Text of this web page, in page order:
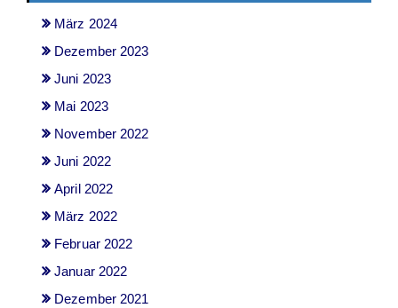
März 2024
Dezember 2023
Juni 2023
Mai 2023
November 2022
Juni 2022
April 2022
März 2022
Februar 2022
Januar 2022
Dezember 2021